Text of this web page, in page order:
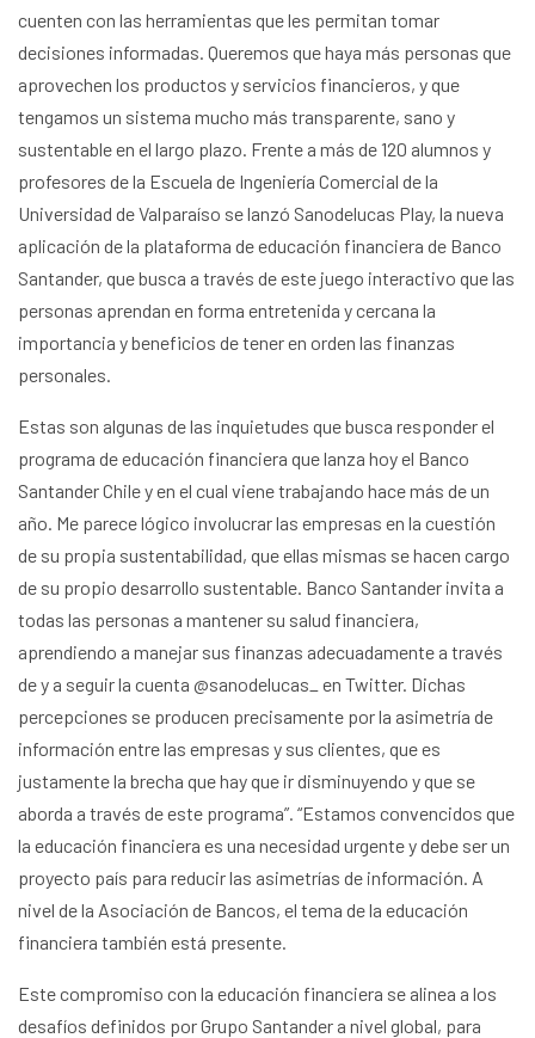
cuenten con las herramientas que les permitan tomar
decisiones informadas. Queremos que haya más personas que
aprovechen los productos y servicios financieros, y que
tengamos un sistema mucho más transparente, sano y
sustentable en el largo plazo. Frente a más de 120 alumnos y
profesores de la Escuela de Ingeniería Comercial de la
Universidad de Valparaíso se lanzó Sanodelucas Play, la nueva
aplicación de la plataforma de educación financiera de Banco
Santander, que busca a través de este juego interactivo que las
personas aprendan en forma entretenida y cercana la
importancia y beneficios de tener en orden las finanzas
personales.
Estas son algunas de las inquietudes que busca responder el
programa de educación financiera que lanza hoy el Banco
Santander Chile y en el cual viene trabajando hace más de un
año. Me parece lógico involucrar las empresas en la cuestión
de su propia sustentabilidad, que ellas mismas se hacen cargo
de su propio desarrollo sustentable. Banco Santander invita a
todas las personas a mantener su salud financiera,
aprendiendo a manejar sus finanzas adecuadamente a través
de y a seguir la cuenta @sanodelucas_ en Twitter. Dichas
percepciones se producen precisamente por la asimetría de
información entre las empresas y sus clientes, que es
justamente la brecha que hay que ir disminuyendo y que se
aborda a través de este programa”. “Estamos convencidos que
la educación financiera es una necesidad urgente y debe ser un
proyecto país para reducir las asimetrías de información. A
nivel de la Asociación de Bancos, el tema de la educación
financiera también está presente.
Este compromiso con la educación financiera se alinea a los
desafíos definidos por Grupo Santander a nivel global, para